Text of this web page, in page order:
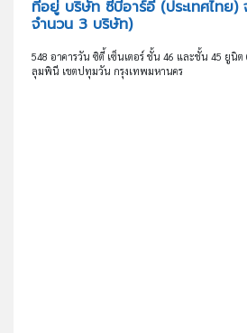
ที่อยู่ บริษัท ซีบีอาร์อี (ประเทศไทย)
จำนวน 3 บริษัท)
548 อาคารวัน ซิตี้ เซ็นเตอร์ ชั้น 46 และชั้น 45 ยูนิ
ลุมพินี เขตปทุมวัน กรุงเทพมหานคร